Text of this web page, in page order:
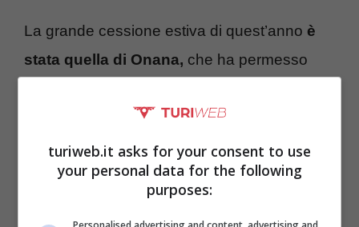
La grande cessione estiva di quest’anno è
stata quella di Onana, che ha permesso
casse societarie. Un altro big potrebbe però
lasciare la Pinetina la prossima estate e a
questo punto ci si chiede chi potrebbe
essere. Di giocatori nerazzurri che hanno
turiweb.it asks for your consent to use
your personal data for the following
purposes: